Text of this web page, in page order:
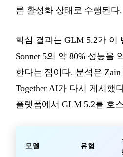
론 활성화 상태로 수행된다.
핵심 결과는 GLM 5.2가 이
Sonnet 5의 약 80% 성능을
한다는 점이다. 분석은 Zain
Together AI가 다시 게시했
플랫폼에서 GLM 5.2를 호
모델 유형